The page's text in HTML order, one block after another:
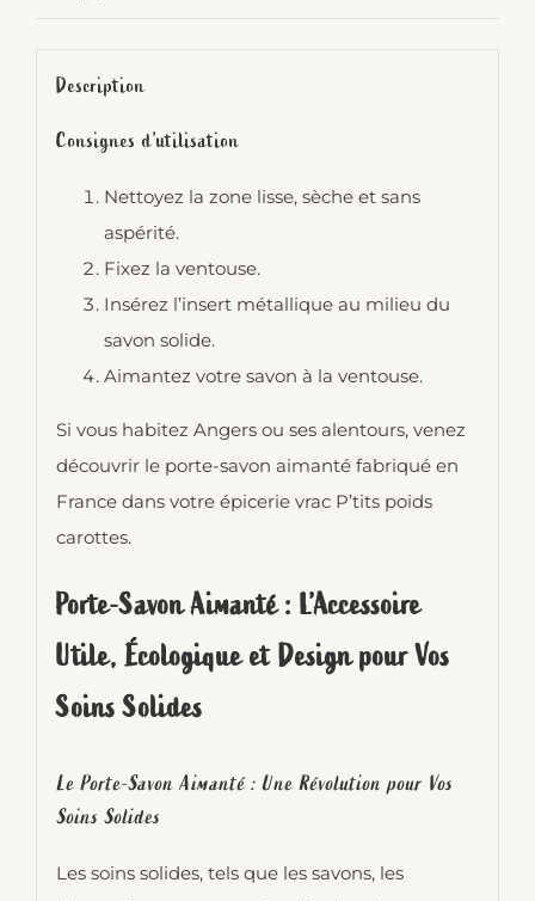
Description
Consignes d’utilisation
Nettoyez la zone lisse, sèche et sans
aspérité.
Fixez la ventouse.
Insérez l’insert métallique au milieu du
savon solide.
Aimantez votre savon à la ventouse.
Si vous habitez Angers ou ses alentours, venez
découvrir le porte-savon aimanté fabriqué en
France dans votre épicerie vrac P’tits poids
carottes.
Porte-Savon Aimanté : L’Accessoire
Utile, Écologique et Design pour Vos
Soins Solides
Le Porte-Savon Aimanté : Une Révolution pour Vos
Soins Solides
Les soins solides, tels que les savons, les